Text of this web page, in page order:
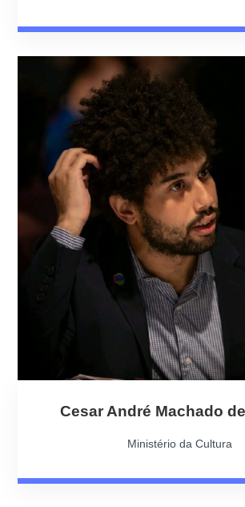
Cesar André Machado
Ministério da Cultura